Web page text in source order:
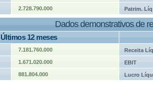
2.728.790.000 Patrim. Líq
Dados demonstrativos de
Últimos 12 meses
7.181.760.000 Receita
1.671.020.000 EBIT
881.804.000 Lucro